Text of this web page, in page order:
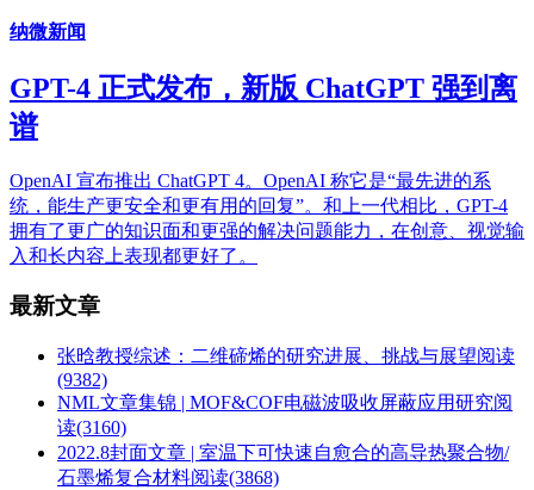
纳微新闻
GPT-4 正式发布，新版 ChatGPT 强到离
谱
OpenAI 宣布推出 ChatGPT 4。OpenAI 称它是“最先进的系
统，能生产更安全和更有用的回复”。和上一代相比，GPT-4
拥有了更广的知识面和更强的解决问题能力，在创意、视觉输
入和长内容上表现都更好了。
最新文章
张晗教授综述：二维碲烯的研究进展、挑战与展望阅读
(9382)
NML文章集锦 | MOF&COF电磁波吸收屏蔽应用研究阅
读(3160)
2022.8封面文章 | 室温下可快速自愈合的高导热聚合物/
石墨烯复合材料阅读(3868)